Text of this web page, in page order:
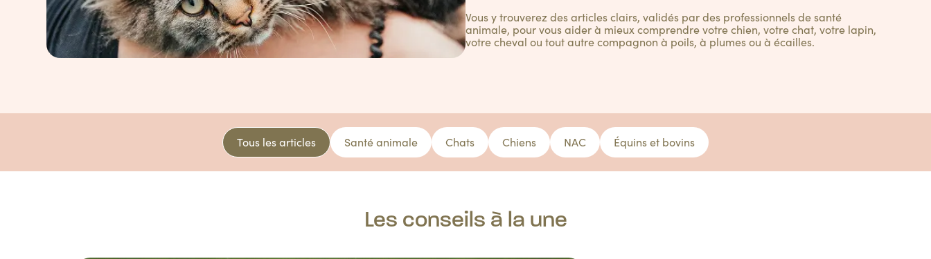
Vous y trouverez des articles clairs, validés par des professionnels de santé
animale, pour vous aider à mieux comprendre votre chien, votre chat, votre lapin,
votre cheval ou tout autre compagnon à poils, à plumes ou à écailles.
Tous les articles Santé animale Chats Chiens NAC Équins et bovins
Les conseils à la une